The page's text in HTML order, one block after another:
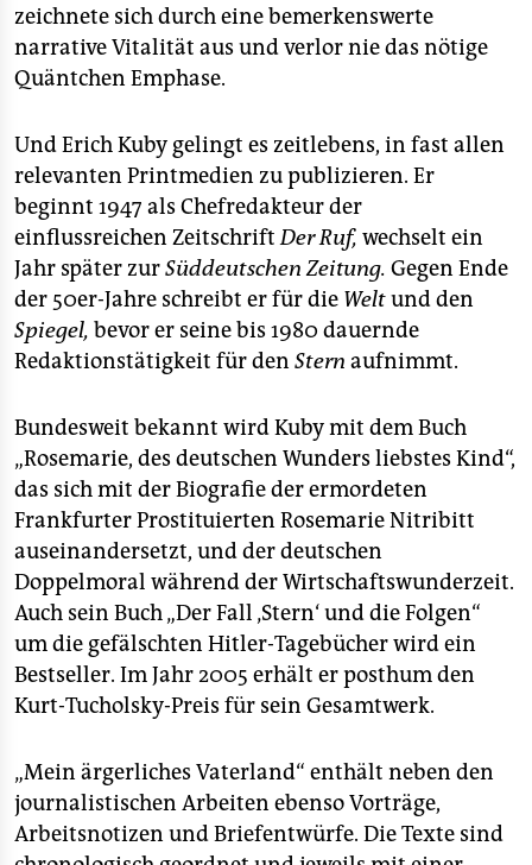
zeichnete sich durch eine bemerkenswerte
narrative Vitalität aus und verlor nie das nötige
Quäntchen Emphase.
Und Erich Kuby gelingt es zeitlebens, in fast allen
relevanten Printmedien zu publizieren. Er
beginnt 1947 als Chefredakteur der
einflussreichen ZeitschriftDer Ruf, wechselt ein
Jahr später zurSüddeutschen Zeitung. Gegen Ende
der 50er-Jahre schreibt er für die Weltund den
Spiegel, bevor er seine bis 1980 dauernde
Redaktionstätigkeit für den Stern aufnimmt.
Bundesweit bekannt wird Kuby mit dem Buch
„Rosemarie, des deutschen Wunders liebstes Kind“,
das sich mit der Biografie der ermordeten
Frankfurter Prostituierten Rosemarie Nitribitt
auseinandersetzt, und der deutschen
Doppelmoral während der Wirtschaftswunderzeit.
Auch sein Buch „Der Fall ‚Stern‘ und die Folgen“
um die gefälschten Hitler-Tagebücher wird ein
Bestseller. Im Jahr 2005 erhält er posthum den
Kurt-Tucholsky-Preis für sein Gesamtwerk.
„Mein ärgerliches Vaterland“ enthält neben den
journalistischen Arbeiten ebenso Vorträge,
Arbeitsnotizen und Briefentwürfe. Die Texte sind